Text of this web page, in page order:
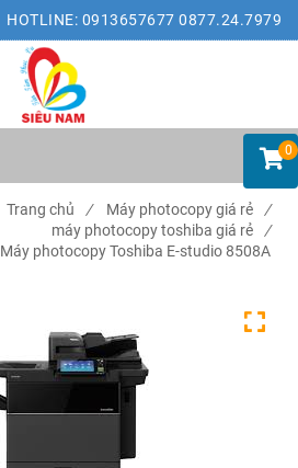
HOTLINE: 0913657677 0877.24.7979
0
Trang chủ / Máy photocopy giá rẻ
/
máy photocopy toshiba giá rẻ
/
Máy photocopy Toshiba E-studio 8508A